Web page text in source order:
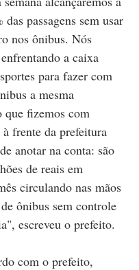
passagens sem usar
nos ônibus. Nós
a caixa
para fazer com
a mesma
que fizemos com
à frente da prefeitura
anotar na conta: são
de reais em
circulando nas mãos
ônibus sem controle
escreveu o prefeito.
com o prefeito,